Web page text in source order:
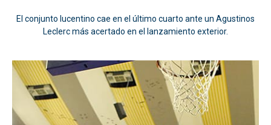
El conjunto lucentino cae en el último cuarto ante un Agustinos
Leclerc más acertado en el lanzamiento exterior.